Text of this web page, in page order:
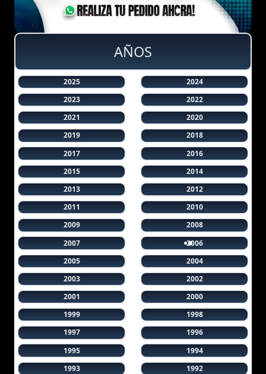
AÑOS
2025
2024
2023
2022
2021
2020
2019
2018
2017
2016
2015
2014
2013
2012
2011
2010
2009
2008
2007
2006
2005
2004
2003
2002
2001
2000
1999
1998
1997
1996
1995
1994
1993
1992